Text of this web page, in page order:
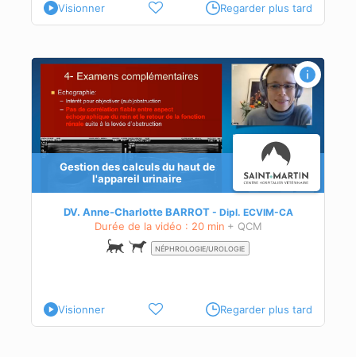
Visionner Regarder plus tard
Gestion des calculs du haut de
l'appareil urinaire
DV. Anne-Charlotte BARROT Dipl. ECVIM-CA
Durée de la vidéo : 20 min + QCM
NÉPHROLOGIE/UROLOGIE
Visionner Regarder plus tard